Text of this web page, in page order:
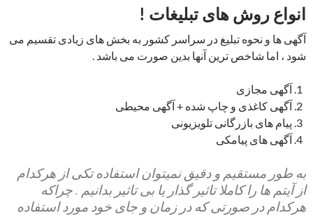
انواع روش های تبلیغات !
آگهی ها و نحوه تبلیغ در سراسر کشور به بخش های زیادی تقسیم می
شود ، اما شاخص ترین آنها بدین صورت می باشد .
آگهی مجازی
آگهی کاغذی و چاپ شده + آگهی محیطی
پیام های بازرگانی تلویزیونی
آگهی های پیامکی
به طور مستقیم و دقیق نمیتوان استفاده تکی از هرکدام
از آیتم ها را کاملا تاثیر گذار یا بی تاثیر بدانیم . چراکه
هرکدام در صورتی که در زمان و جای خود مورد استفاده